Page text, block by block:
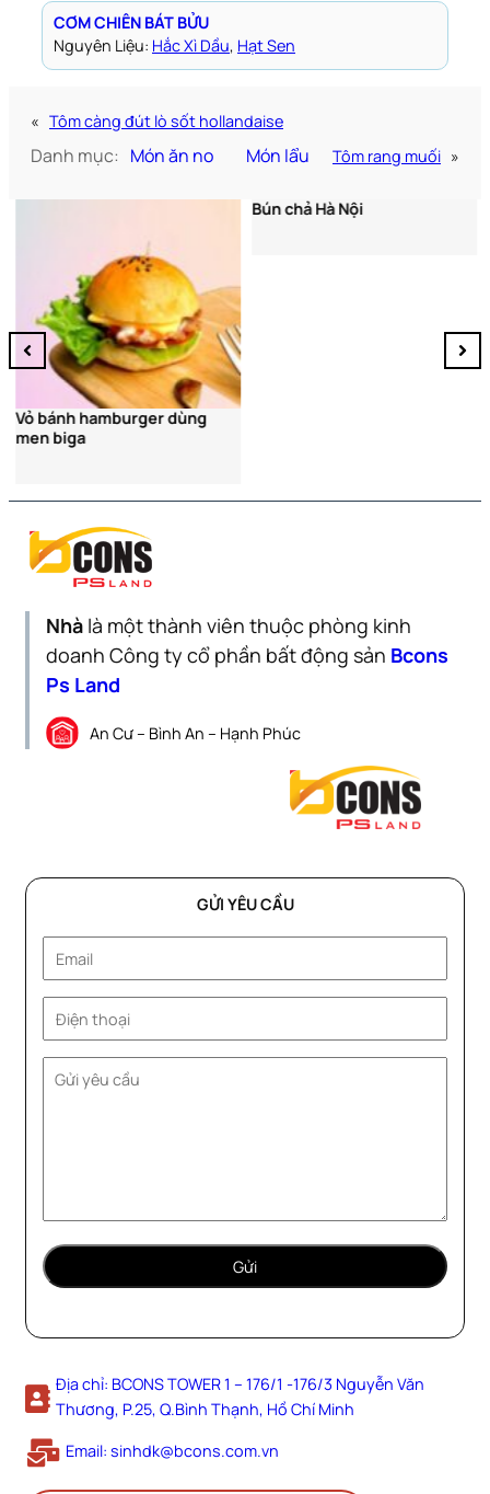
CƠM CHIÊN BÁT BỬU
Nguyên Liệu: Hắc Xì Dầu, Hạt Sen
« Tôm càng đút lò sốt hollandaise
Danh mục: Món ăn no Món lẩu Tôm rang muối »
Vỏ bánh hamburger dùng
men biga
Bún chả Hà Nội
Nhà là một thành viên thuộc phòng kinh
doanh Công ty cổ phần bất động sản Bcons
Ps Land
An Cư – Bình An – Hạnh Phúc
GỬI YÊU CẦU
Địa chỉ: BCONS TOWER 1 – 176/1 -176/3 Nguyễn Văn
Thương, P.25, Q.Bình Thạnh, Hồ Chí Minh
Email: sinhdk@bcons.com.vn